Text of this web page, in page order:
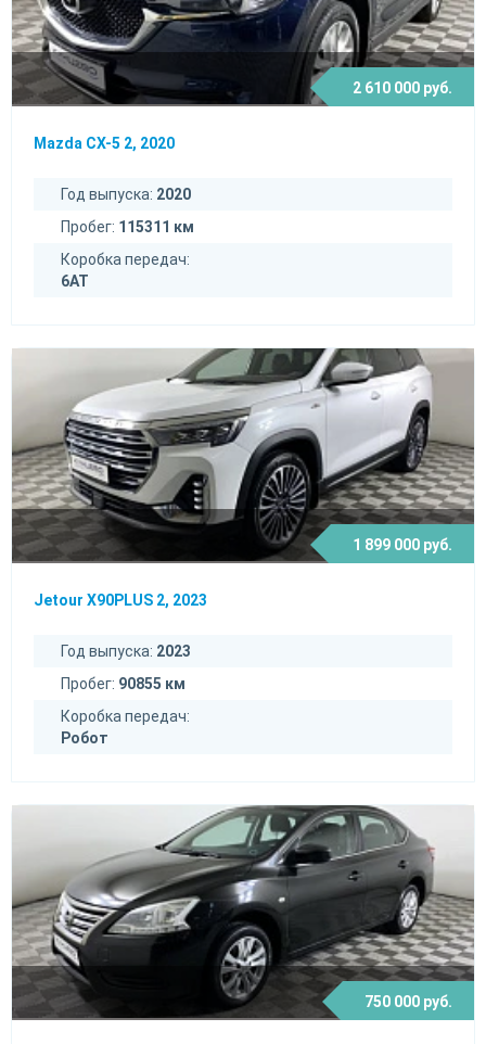
2 610 000 руб.
Mazda CX-5 2, 2020
Год выпуска: 2020
Пробег: 115311 км
Коробка передач:
6AT
1 899 000 руб.
Jetour X90PLUS 2, 2023
Год выпуска: 2023
Пробег: 90855 км
Коробка передач:
Робот
750 000 руб.